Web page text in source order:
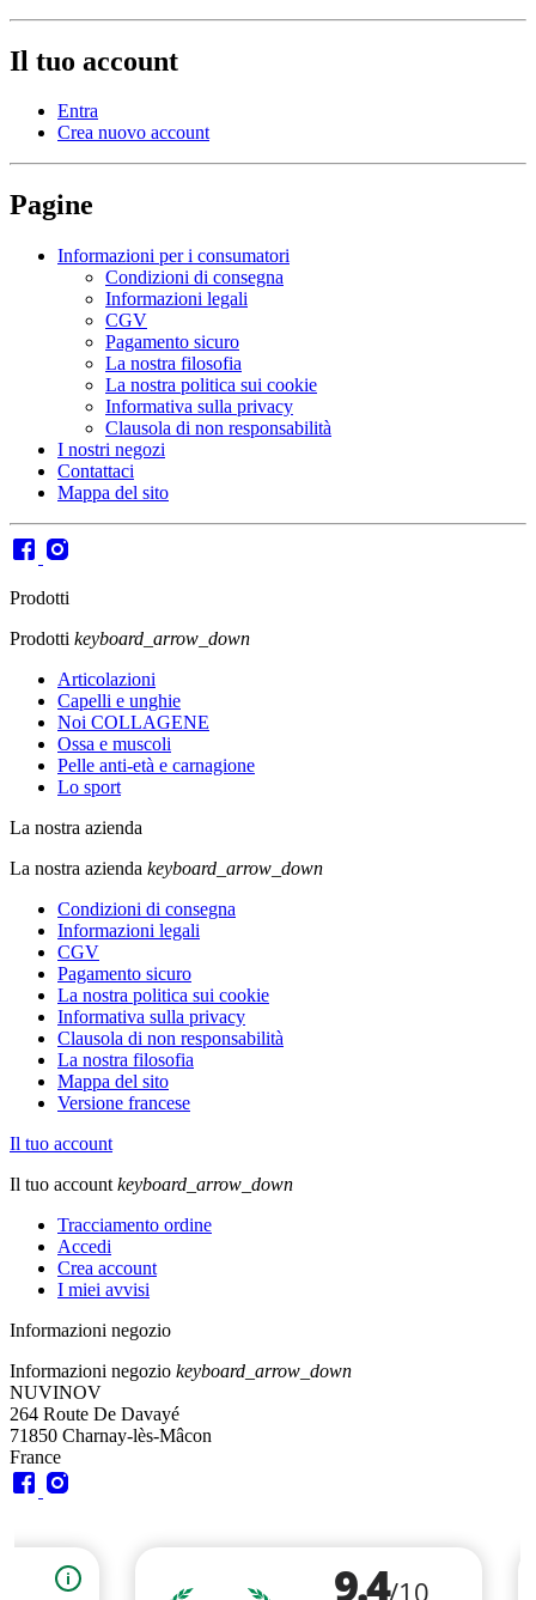
Il tuo account
Entra
Crea nuovo account
Pagine
Informazioni per i consumatori
Condizioni di consegna
Informazioni legali
CGV
Pagamento sicuro
La nostra filosofia
La nostra politica sui cookie
Informativa sulla privacy
Clausola di non responsabilità
I nostri negozi
Contattaci
Mappa del sito
Prodotti
Prodotti keyboard_arrow_down
Articolazioni
Capelli e unghie
Noi COLLAGENE
Ossa e muscoli
Pelle anti-età e carnagione
Lo sport
La nostra azienda
La nostra azienda keyboard_arrow_down
Condizioni di consegna
Informazioni legali
CGV
Pagamento sicuro
La nostra politica sui cookie
Informativa sulla privacy
Clausola di non responsabilità
La nostra filosofia
Mappa del sito
Versione francese
Il tuo account
Il tuo account keyboard_arrow_down
Tracciamento ordine
Accedi
Crea account
I miei avvisi
Informazioni negozio
Informazioni negozio keyboard_arrow_down
NUVINOV
264 Route De Davayé
71850 Charnay-lès-Mâcon
France